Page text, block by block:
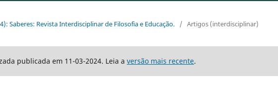
Saberes: Revista Interdisciplinar de Filosofia e Educação. / Artigos (interdisciplinar)
publicada em 11-03-2024. Leia a versão mais recente.